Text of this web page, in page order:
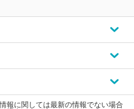
報に関しては最新の情報でない場合